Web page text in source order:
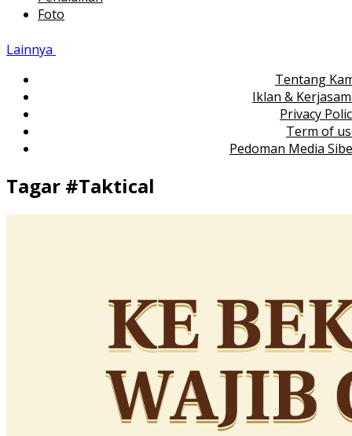
Foto
Lainnya
Tentang
Iklan &
Privacy
Term of
Pedoman Media
Tagar #Taktical